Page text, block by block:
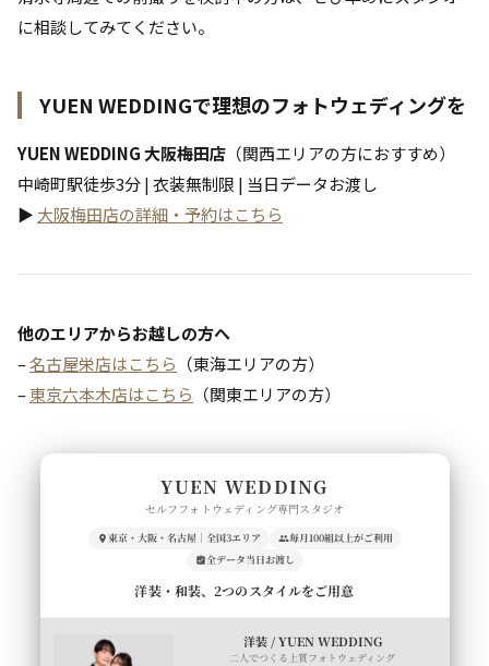
に相談してみてください。
YUEN WEDDINGで理想のフォトウェディングを
YUEN WEDDING 大阪梅田店 （関西エリアの方におすすめ）
中崎町駅徒歩3分 | 衣装無制限 | 当日データお渡し
▶ 大阪梅田店の詳細・予約はこちら
他のエリアからお越しの方へ
–名古屋栄店はこちら （東海エリアの方）
–東京六本木店はこちら （関東エリアの方）
YUEN WEDDING
セルフフォトウェディング専門スタジオ
東京・大阪・名古屋｜全国3エリア
毎月100組以上がご利用
全データ当日お渡し
洋装・和装、2つのスタイルをご用意
洋装 / YUEN WEDDING
二人でつくる上質フォトウェディング